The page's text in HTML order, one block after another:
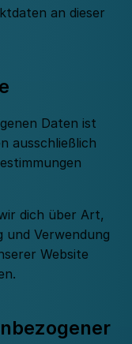
an dieser
Daten ist
ausschließlich
dich über Art,
und Verwendung
Website